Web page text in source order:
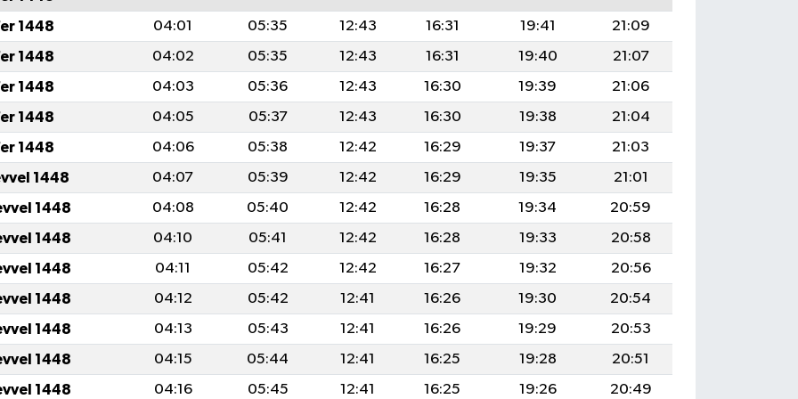
1448
04:01 05:35 12:43 16:31 19:41
21:09
1448
04:02 05:35 12:43 16:31 19:40
21:07
1448
04:03 05:36 12:43 16:30 19:39
21:06
1448
04:05 05:37 12:43 16:30 19:38
21:04
1448
04:06 05:38 12:42 16:29 19:37
21:03
1448
04:07 05:39 12:42 16:29 19:35
21:01
1448
04:08 05:40 12:42 16:28 19:34
20:59
1448
04:10 05:41 12:42 16:28 19:33
20:58
1448
04:11 05:42 12:42 16:27 19:32
20:56
1448
04:12 05:42 12:41 16:26 19:30
20:54
1448
04:13 05:43 12:41 16:26 19:29
20:53
1448
04:15 05:44 12:41 16:25 19:28
20:51
1448
04:16 05:45 12:41 16:25 19:26 20:49